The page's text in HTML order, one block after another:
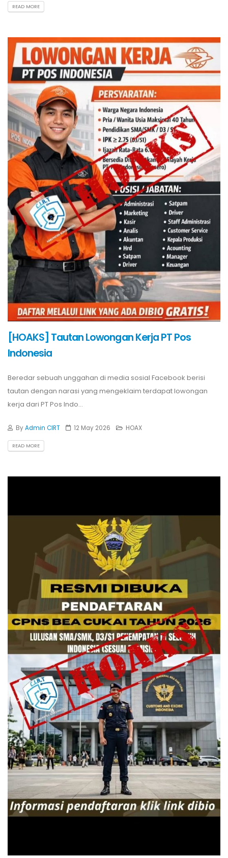
READ MORE
[HOAKS] Tautan Lowongan Kerja PT Pos
Indonesia
Beredar sebuah unggahan di media sosial Facebook berisi
tautan dengan narasi yang mengeklaim terdapat lowongan
kerja dari PT Pos Indo...
ByAdmin CIRT 12 May 2026 HOAX
READ MORE